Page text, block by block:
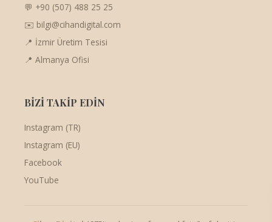
💬 +90 (507) 488 25 25
✉️ bilgi@cihandigital.com
📍 İzmir Üretim Tesisi
📍 Almanya Ofisi
BİZİ TAKİP EDİN
Instagram (TR)
Instagram (EU)
Facebook
YouTube